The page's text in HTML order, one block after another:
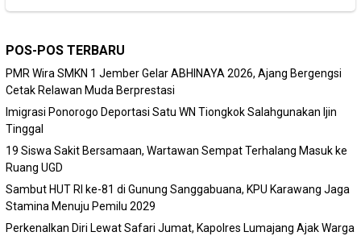
POS-POS TERBARU
PMR Wira SMKN 1 Jember Gelar ABHINAYA 2026, Ajang Bergengsi
Cetak Relawan Muda Berprestasi
Imigrasi Ponorogo Deportasi Satu WN Tiongkok Salahgunakan Ijin
Tinggal
19 Siswa Sakit Bersamaan, Wartawan Sempat Terhalang Masuk ke
Ruang UGD
Sambut HUT RI ke-81 di Gunung Sanggabuana, KPU Karawang Jaga
Stamina Menuju Pemilu 2029
Perkenalkan Diri Lewat Safari Jumat, Kapolres Lumajang Ajak Warga